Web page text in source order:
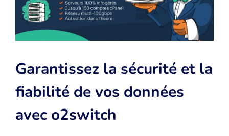
Garantissez la sécurité et la
fiabilité de vos données
avec o2switch